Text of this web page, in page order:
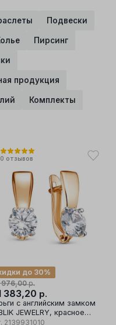
Подвески
Пирсинг
продукция
Комплекты
0 отзывов
976,00р.
до 30%
383,20 р.
с английским замком
JEWELRY, красное
585 проба, вставка
2139931010